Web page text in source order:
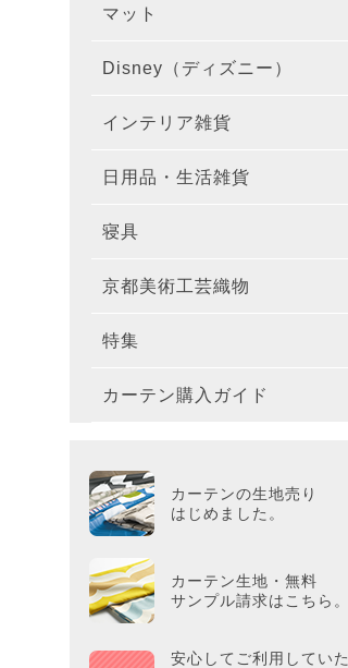
マット
Disney（ディズニー）
インテリア雑貨
日用品・生活雑貨
寝具
京都美術工芸織物
特集
カーテン購入ガイド
カーテンの生地売り
はじめました。
カーテン生地・無料
サンプル請求はこちら。
安心してご利用していた